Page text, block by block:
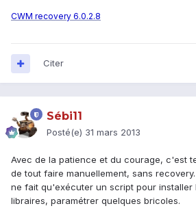
CWM recovery 6.0.2.8
Citer
Sébi11
Posté(e) 31 mars 2013
Avec de la patience et du courage, c'est
de tout faire manuellement, sans
ne fait qu'exécuter un script pour installer
libraires, paramétrer quelques bricoles.